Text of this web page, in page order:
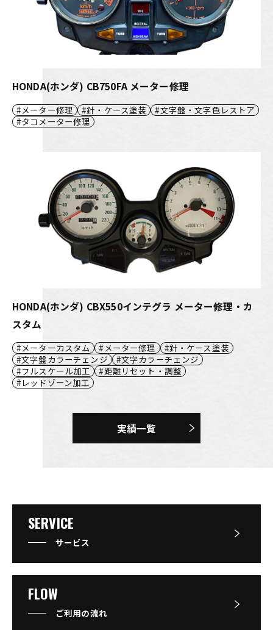
HONDA(ホンダ) CB750FA メーター修理
メーター修理 針・ケース塗装
文字盤・文字色レストア
タコメーター修理
HONDA(ホンダ) CBX550インテグラ メーター修理・カ
スタム
メーターカスタム メーター修理
針・ケース塗装
文字盤カラーチェンジ
文字カラーチェンジ
フルスケール加工
距離リセット・調整
レッドゾーン加工
実績一覧
SERVICE
サービス
FLOW
ご利用の流れ